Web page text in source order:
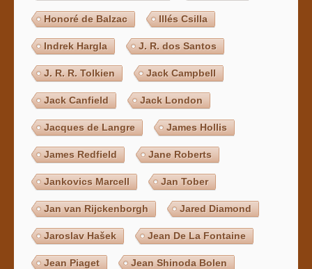
Honoré de Balzac Illés Csilla
Indrek Hargla J. R. dos Santos
J. R. R. Tolkien Jack Campbell
Jack Canfield Jack London
Jacques de Langre James Hollis
James Redfield Jane Roberts
Jankovics Marcell Jan Tober
Jan van Rijckenborgh Jared Diamond
Jaroslav Hašek Jean De La Fontaine
Jean Piaget Jean Shinoda Bolen